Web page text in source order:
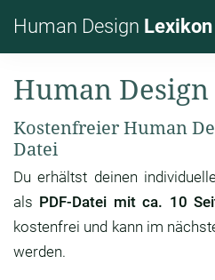
Human Design Lexikon
Human
Kostenfreier Human
Datei
Du erhältst deinen
als PDF-Datei mit ca. 10
kostenfrei und kann im
werden.